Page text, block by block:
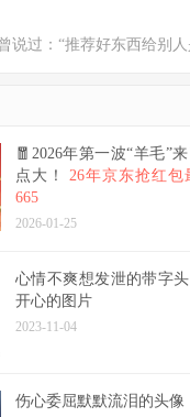
说过：“推荐好东西给别
🧧2026年第一波“羊毛”
点大！ 26年京东抢红
665
2026-01-25
心情不爽想发泄的带字
开心的图片
2023-11-04
伤心委屈默默流泪的头像